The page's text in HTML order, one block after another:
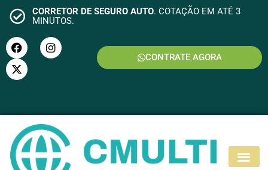
CORRETOR DE SEGURO AUTO. COTAÇÃO EM ATÉ 3
MINUTOS.
CONTRATE AGORA
SEGURO MOTO